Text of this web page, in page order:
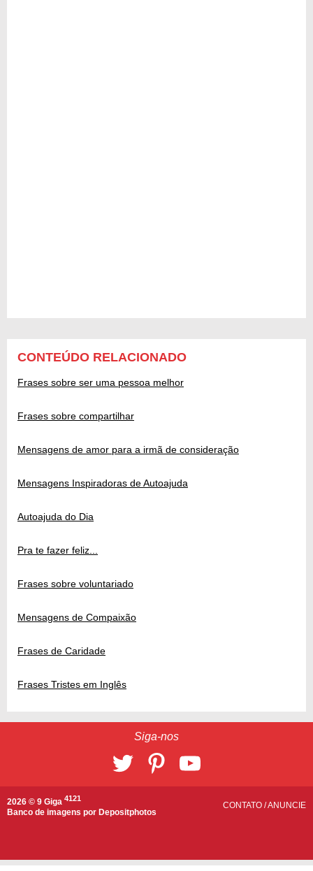
CONTEÚDO RELACIONADO
Frases sobre ser uma pessoa melhor
Frases sobre compartilhar
Mensagens de amor para a irmã de consideração
Mensagens Inspiradoras de Autoajuda
Autoajuda do Dia
Pra te fazer feliz...
Frases sobre voluntariado
Mensagens de Compaixão
Frases de Caridade
Frases Tristes em Inglês
Siga-nos
2026 © 9 Giga 4121
Banco de imagens por Depositphotos
CONTATO /ANUNCIE